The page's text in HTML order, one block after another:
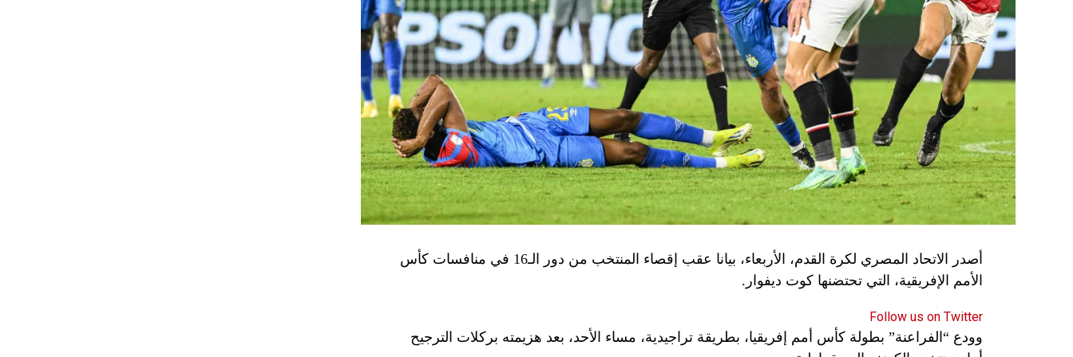
أصدر الاتحاد المصري لكرة القدم، الأربعاء، بيانا عقب إقصاء المنتخب من دور الـ16 في منافسات كأس
الأمم الإفريقية، التي تحتضنها كوت ديفوار.
Follow us on Twitter
وودع “الفراعنة” بطولة كأس أمم إفريقيا، بطريقة تراجيدية، مساء الأحد، بعد هزيمته بركلات الترجيح